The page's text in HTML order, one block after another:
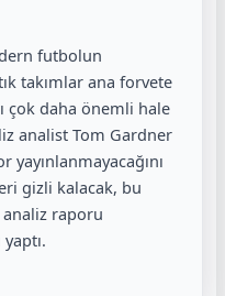
futbolun
takımlar ana forvete
çok daha önemli hale
analist Tom Gardner
gizli kalacak, bu
raporu
yaptı.